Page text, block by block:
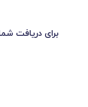
برای دریافت